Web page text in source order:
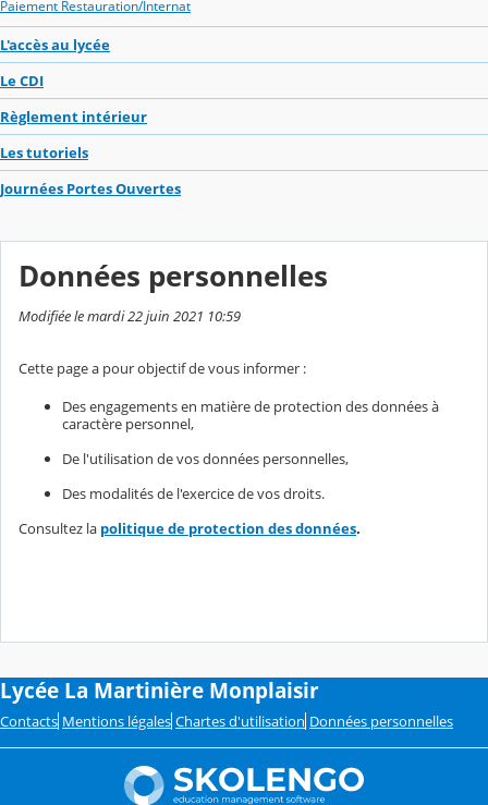
Paiement Restauration/Internat
L'accès au lycée
Le CDI
Règlement intérieur
Les tutoriels
Journées Portes Ouvertes
Données personnelles
Modifiée le mardi 22 juin 2021 10:59
Cette page a pour objectif de vous informer :
Des engagements en matière de protection des données à
caractère personnel,
De l'utilisation de vos données personnelles,
Des modalités de l'exercice de vos droits.
Consultez la politique de protection des données.
Lycée La Martinière Monplaisir
Contacts Mentions légales Chartes d'utilisation Données personnelles